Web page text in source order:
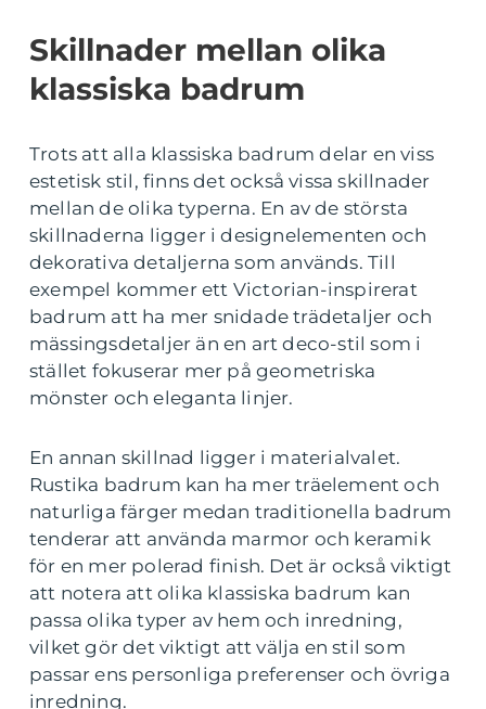
Skillnader mellan olika
klassiska badrum
Trots att alla klassiska badrum delar en viss
estetisk stil, finns det också vissa skillnader
mellan de olika typerna. En av de största
skillnaderna ligger i designelementen och
dekorativa detaljerna som används. Till
exempel kommer ett Victorian-inspirerat
badrum att ha mer snidade trädetaljer och
mässingsdetaljer än en art deco-stil som i
stället fokuserar mer på geometriska
mönster och eleganta linjer.
En annan skillnad ligger i materialvalet.
Rustika badrum kan ha mer träelement och
naturliga färger medan traditionella badrum
tenderar att använda marmor och keramik
för en mer polerad finish. Det är också viktigt
att notera att olika klassiska badrum kan
passa olika typer av hem och inredning,
vilket gör det viktigt att välja en stil som
passar ens personliga preferenser och övriga
inredning.